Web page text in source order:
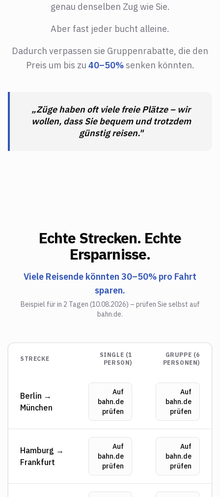
genau denselben Zug wie Sie.
Aber fast jeder bucht alleine.
Dadurch verpassen sie Gruppenrabatte, die den
Preis um bis zu 40–50%senken könnten.
„Züge haben oft viele freie Plätze – wir
wollen, dass Sie bequem und trotzdem
günstig reisen."
Echte Strecken. Echte
Ersparnisse.
Viele Reisende könnten 30–50% pro Fahrt
sparen.
Beispiel für in 2 Tagen (10.08.2026) – prüfen Sie selbst auf
bahn.de.
STRECKE
SINGLE (1
PERSON)
GRUPPE (6
PERSONEN)
Berlin →
München
Auf
bahn.de
prüfen
Auf
bahn.de
prüfen
Hamburg →
Frankfurt
Auf
bahn.de
prüfen
Auf
bahn.de
prüfen